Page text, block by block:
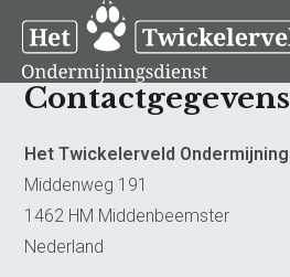
Contactgegevens
Het Twickelerveld
Middenweg 191
1462 HM Middenbeemster
Nederland